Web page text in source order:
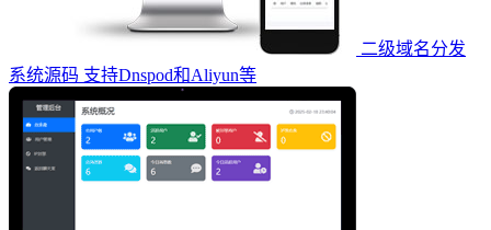
二级域名分发
系统源码 支持Dnspod和Aliyun等